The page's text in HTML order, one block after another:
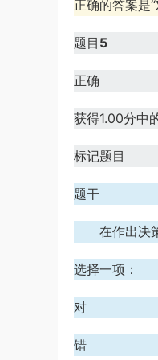
正确的答案是“
题目 5
正确
获得1.00分中
标记题目
题干
在作出决
选择一项：
对
错